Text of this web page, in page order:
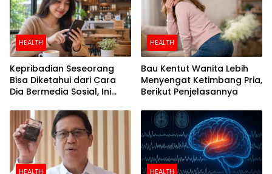
HEALTH
Kepribadian Seseorang
Bisa Diketahui dari Cara
Dia Bermedia Sosial, Ini
HEALTH
Bau Kentut Wanita Lebih
Menyengat Ketimbang Pria,
Berikut Penjelasannya
HEALTH HEALTH